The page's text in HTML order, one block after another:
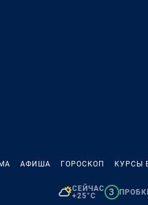
АФИША ГОРОСКОП КУРСЫ
СЕЙЧАС
+25°C
3